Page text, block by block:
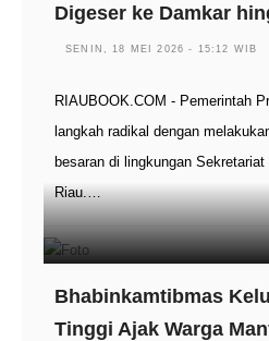
Digeser ke Damkar
SENIN, 18 MEI 2026 - 15:12 WIB
RIAUBOOK.COM - Pemerintah
langkah radikal dengan
besaran di lingkungan
Riau.…
Bhabinkamtibmas
Tinggi Ajak Warga